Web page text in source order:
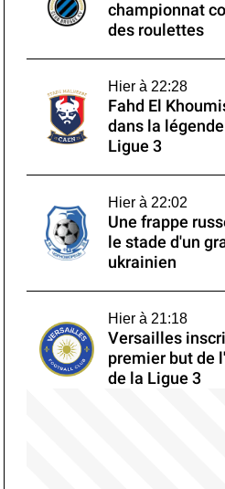
championnat
des roulettes
Hier à 22:28
Fahd El
dans la
Ligue 3
Hier à 22:02
Une frappe
le stade d'un
ukrainien
Hier à 21:18
Versailles
premier but de
de la Ligue 3